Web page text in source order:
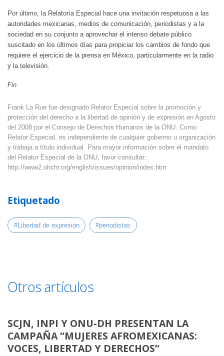
Por último, la Relatoría Especial hace una invitación respetuosa a las
autoridades mexicanas, medios de comunicación, periodistas y a la
sociedad en su conjunto a aprovechar el intenso debate público
suscitado en los últimos días para propiciar los cambios de fondo que
requiere el ejercicio de la prensa en México, particularmente en la radio
y la televisión.
Fin
Frank La Rue fue designado Relator Especial sobre la promoción y
protección del derecho a la libertad de opinión y de expresión en Agosto
del 2008 por el Consejo de Derechos Humanos de la ONU. Como
Relator Especial, es independiente de cualquier gobierno u organización
y trabaja a título individual. Para mayor información sobre el mandato
del Relator Especial de la ONU, favor consultar:
http://www2.ohchr.org/english/issues/opinion/index.htm
Etiquetado
#Libertad de expresión #periodistas
Otros artículos
SCJN, INPI Y ONU-DH PRESENTAN LA
CAMPAÑA “MUJERES AFROMEXICANAS:
VOCES, LIBERTAD Y DERECHOS”